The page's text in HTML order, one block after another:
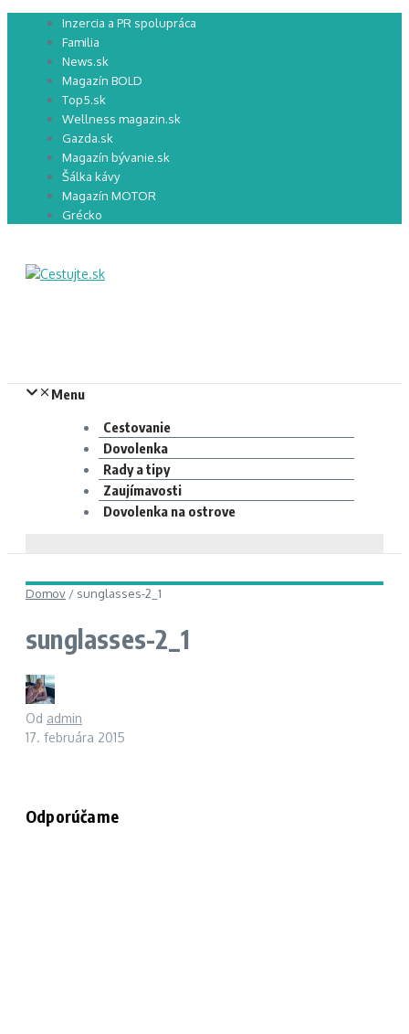
Preskočiť Inzercia a PR spolupráca
Familia
News.sk
Magazín BOLD
Top5.sk
Wellness magazin.sk
Gazda.sk
Magazín bývanie.sk
Šálka kávy
Magazín MOTOR
Grécko
Menu
Cestovanie
Dovolenka
Rady a tipy
Zaujímavosti
Dovolenka na ostrove
Domov / sunglasses-2_1
sunglasses-2_1
Od admin
17. februára 2015
Odporúčame